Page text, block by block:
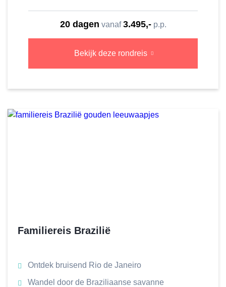
20 dagen vanaf3.495,-p.p.
Bekijk deze rondreis
Familiereis Brazilië
Ontdek bruisend Rio de Janeiro
Wandel door de Braziliaanse savanne